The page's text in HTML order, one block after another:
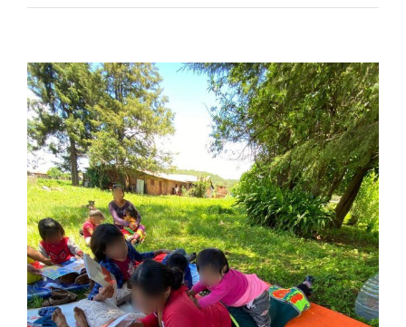
View
Larger
Image